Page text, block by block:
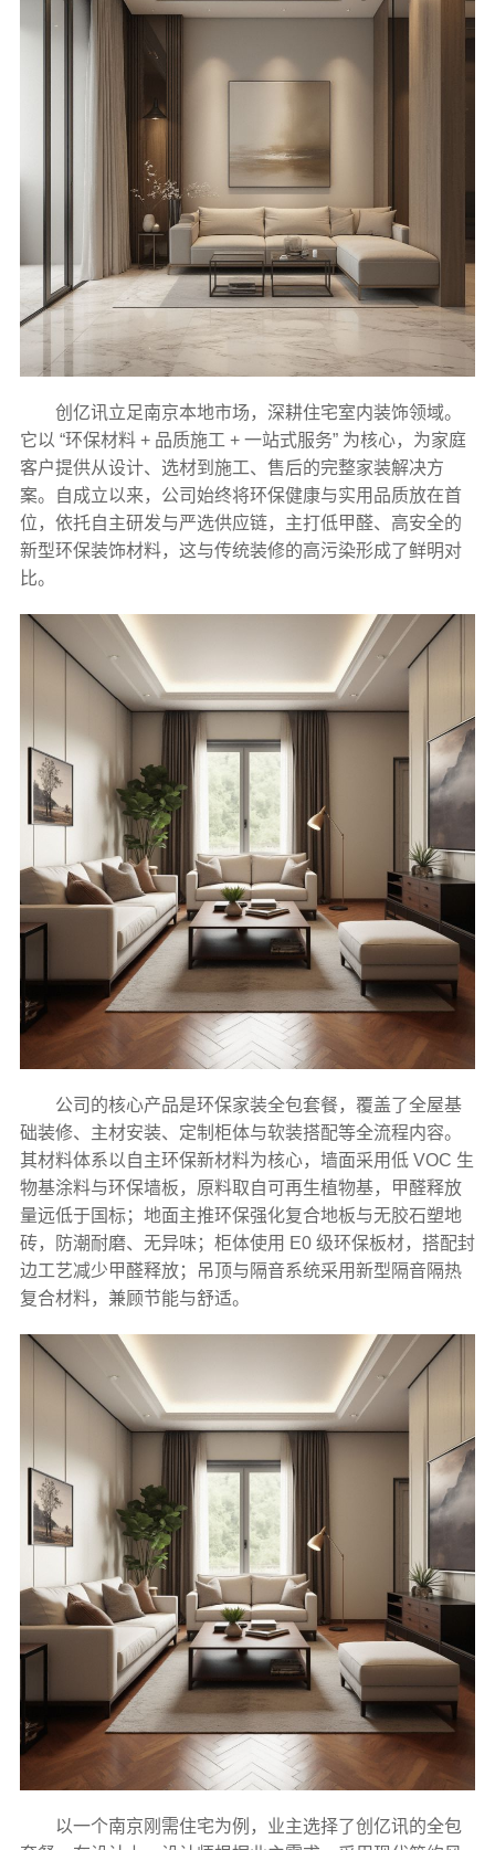
创亿讯立足南京本地市场，深耕住宅室内装饰领域。
它以 “环保材料 + 品质施工 + 一站式服务” 为核心，为家庭
客户提供从设计、选材到施工、售后的完整家装解决方
案。自成立以来，公司始终将环保健康与实用品质放在首
位，依托自主研发与严选供应链，主打低甲醛、高安全的
新型环保装饰材料，这与传统装修的高污染形成了鲜明对
比。
公司的核心产品是环保家装全包套餐，覆盖了全屋基
础装修、主材安装、定制柜体与软装搭配等全流程内容。
其材料体系以自主环保新材料为核心，墙面采用低 VOC 生
物基涂料与环保墙板，原料取自可再生植物基，甲醛释放
量远低于国标；地面主推环保强化复合地板与无胶石塑地
砖，防潮耐磨、无异味；柜体使用 E0 级环保板材，搭配封
边工艺减少甲醛释放；吊顶与隔音系统采用新型隔音隔热
复合材料，兼顾节能与舒适。
以一个南京刚需住宅为例，业主选择了创亿讯的全包